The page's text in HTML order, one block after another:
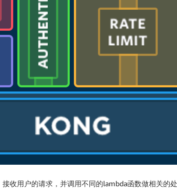
收用户的请求，并调用不同的lambda函数做相关的